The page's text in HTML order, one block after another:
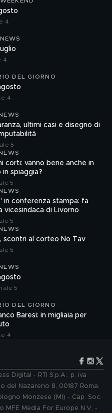
4
4
DEL GIORNO
4
ultimi casi e disegno di
5
corti: vanno bene anche in
spiaggia?
5
in conferenza stampa: fa
vicesindaca di Livorno
5
scontri al corteo No Tav
5
5
DEL GIORNO
Baresi: in migliaia per
4
Digital - RTI S.p.A.: p. iva
del Nazareno 8, 00187 Roma.
Monzese (MI) - Cap. Soc.
Media For Europe N.V. -